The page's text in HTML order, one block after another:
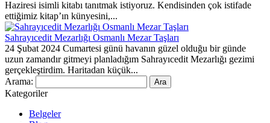
Haziresi isimli kitabı tanıtmak istiyoruz. Kendisinden çok istifade
ettiğimiz kitap’ın künyesini,...
Sahrayıcedit Mezarlığı Osmanlı Mezar Taşları
24 Şubat 2024 Cumartesi günü havanın güzel olduğu bir günde
uzun zamandır gitmeyi planladığım Sahrayıcedit Mezarlığı gezimi
gerçekleştirdim. Haritadan küçük...
Arama:
Kategoriler
Belgeler